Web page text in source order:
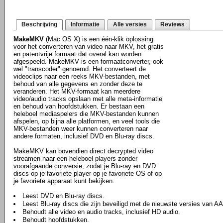
Beschrijving Informatie Alle versies Reviews
MakeMKV (Mac OS X) is een één-klik oplossing
voor het converteren van video naar MKV, het gratis
en patentvrije formaat dat overal kan worden
afgespeeld. MakeMKV is een formaatconverter, ook
wel "transcoder" genoemd. Het converteert de
videoclips naar een reeks MKV-bestanden, met
behoud van alle gegevens en zonder deze te
veranderen. Het MKV-formaat kan meerdere
video/audio tracks opslaan met alle meta-informatie
en behoud van hoofdstukken. Er bestaan een
heleboel mediaspelers die MKV-bestanden kunnen
afspelen, op bijna alle platformen, en veel tools die
MKV-bestanden weer kunnen converteren naar
andere formaten, inclusief DVD en Blu-ray discs.
MakeMKV kan bovendien direct decrypted video
streamen naar een heleboel players zonder
voorafgaande conversie, zodat je Blu-ray en DVD
discs op je favoriete player op je favoriete OS of op
je favoriete apparaat kunt bekijken.
Leest DVD en Blu-ray discs.
Leest Blu-ray discs die zijn beveiligd met de nieuwste versies van
Behoudt alle video en audio tracks, inclusief HD audio.
Behoudt hoofdstukken.